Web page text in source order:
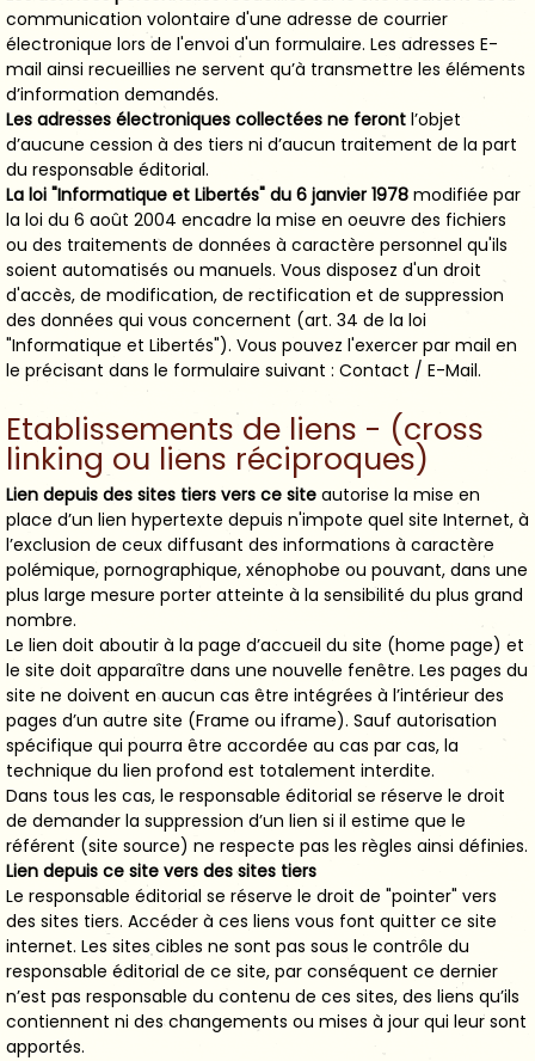
communication volontaire d'une adresse de courrier
électronique lors de l'envoi d'un formulaire. Les adresses E-
mail ainsi recueillies ne servent qu’à transmettre les éléments
d’information demandés.
Les adresses électroniques collectées ne feront l’objet
d’aucune cession à des tiers ni d’aucun traitement de la part
du responsable éditorial.
La loi "Informatique et Libertés" du 6 janvier 1978 modifiée par
la loi du 6 août 2004 encadre la mise en oeuvre des fichiers
ou des traitements de données à caractère personnel qu'ils
soient automatisés ou manuels. Vous disposez d'un droit
d'accès, de modification, de rectification et de suppression
des données qui vous concernent (art. 34 de la loi
"Informatique et Libertés"). Vous pouvez l'exercer par mail en
le précisant dans le formulaire suivant : Contact / E-Mail.
Etablissements de liens - (cross
linking ou liens réciproques)
Lien depuis des sites tiers vers ce site autorise la mise en
place d’un lien hypertexte depuis n'impote quel site Internet, à
l’exclusion de ceux diffusant des informations à caractère
polémique, pornographique, xénophobe ou pouvant, dans une
plus large mesure porter atteinte à la sensibilité du plus grand
nombre.
Le lien doit aboutir à la page d’accueil du site (home page) et
le site doit apparaître dans une nouvelle fenêtre. Les pages du
site ne doivent en aucun cas être intégrées à l’intérieur des
pages d’un autre site (Frame ou iframe). Sauf autorisation
spécifique qui pourra être accordée au cas par cas, la
technique du lien profond est totalement interdite.
Dans tous les cas, le responsable éditorial se réserve le droit
de demander la suppression d’un lien si il estime que le
référent (site source) ne respecte pas les règles ainsi définies.
Lien depuis ce site vers des sites tiers
Le responsable éditorial se réserve le droit de "pointer" vers
des sites tiers. Accéder à ces liens vous font quitter ce site
internet. Les sites cibles ne sont pas sous le contrôle du
responsable éditorial de ce site, par conséquent ce dernier
n’est pas responsable du contenu de ces sites, des liens qu’ils
contiennent ni des changements ou mises à jour qui leur sont
apportés.